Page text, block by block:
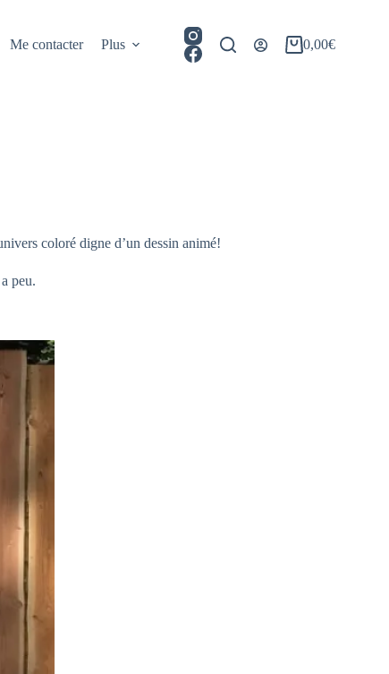
Me contacter Plus
Panier
0,00€
coloré digne d’un dessin animé!
peu.